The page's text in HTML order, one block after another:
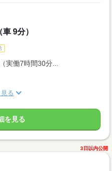
9分）
実働7時間30分...
る
を見る
3日以内公開